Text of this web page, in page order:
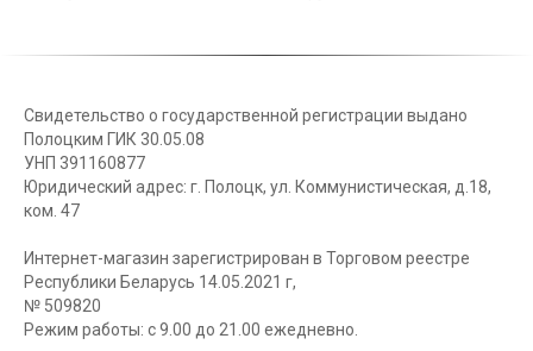
Свидетельство о государственной регистрации выдано
Полоцким ГИК 30.05.08
УНП 391160877
Юридический адрес: г. Полоцк, ул. Коммунистическая, д.18,
ком. 47
Интернет-магазин зарегистрирован в Торговом реестре
Республики Беларусь 14.05.2021 г,
№ 509820
Режим работы: с 9.00 до 21.00 ежедневно.